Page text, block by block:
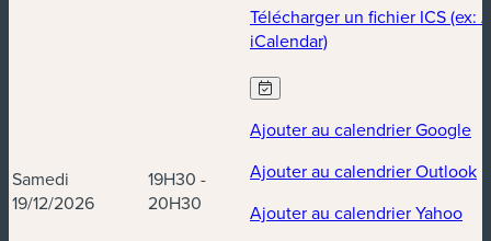
Télécharger un fichier ICS (ex:
iCalendar)
Samedi
19/12/2026
19H30 -
20H30
Ajouter au calendrier Google
Ajouter au calendrier Outlook
Ajouter au calendrier Yahoo